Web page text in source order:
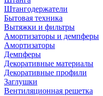
Штангодержатели
Бытовая техника
Вытяжки и фильтры
Амортизаторы и демпферы
Амортизаторы
Демпферы
Декоративные материалы
Декоративные профили
Заглушки
Вентиляционная решетка